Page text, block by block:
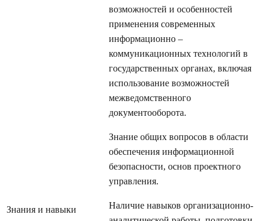
Знания и навыки
возможностей и особенностей
применения современных
информационно –
коммуникационных технологий в
государственных органах, включая
использование возможностей
межведомственного
документооборота.
Знание общих вопросов в области
обеспечения информационной
безопасности, основ проектного
управления.
Наличие навыков организационно-